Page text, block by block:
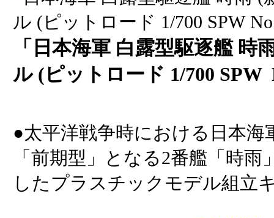
「日本海軍 白露型駆逐艦 時
ル (ピットロード 1/700 SPW
●太平洋戦争時における日本海
「前期型」となる2番艦「時
したプラスチックモデル組立